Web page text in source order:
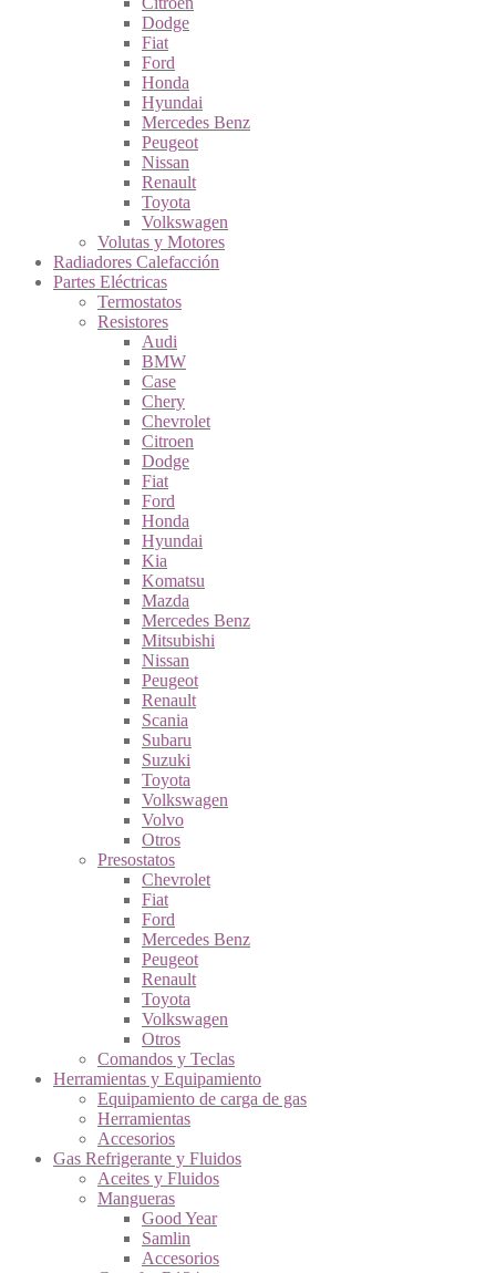
Dodge
Fiat
Ford
Honda
Hyundai
Mercedes Benz
Peugeot
Nissan
Renault
Toyota
Volkswagen
Volutas y Motores
Radiadores Calefacción
Partes Eléctricas
Termostatos
Resistores
Audi
BMW
Case
Chery
Chevrolet
Citroen
Dodge
Fiat
Ford
Honda
Hyundai
Kia
Komatsu
Mazda
Mercedes Benz
Mitsubishi
Nissan
Peugeot
Renault
Scania
Subaru
Suzuki
Toyota
Volkswagen
Volvo
Otros
Presostatos
Chevrolet
Fiat
Ford
Mercedes Benz
Peugeot
Renault
Toyota
Volkswagen
Otros
Comandos y Teclas
Herramientas y Equipamiento
Equipamiento de carga de gas
Herramientas
Accesorios
Gas Refrigerante y Fluidos
Aceites y Fluidos
Mangueras
Good Year
Samlin
Accesorios